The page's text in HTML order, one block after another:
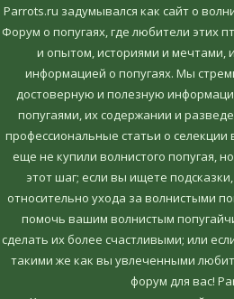
Parrots.ru задумывался как сайт о
Форум о попугаях, где любители этих
и опытом, историями и мечтами,
информацией о попугаях. Мы
достоверную и полезную
попугаями, их содержании и
профессиональные статьи о селекции
еще не купили волнистого попугая,
этот шаг; если вы ищете
относительно ухода за волнистыми
помочь вашим волнистым
сделать их более счастливыми; или
такими же как вы увлеченными
форум для вас!